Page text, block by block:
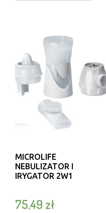
MICROLIFE
NEBULIZATOR I
IRYGATOR 2W1
75,49 zł